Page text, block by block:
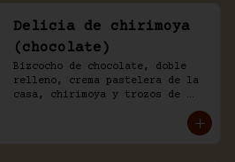
Delicia de chirimoya
(chocolate)
Bizcocho de chocolate, doble
relleno, crema pastelera de la
casa, chirimoya y trozos de